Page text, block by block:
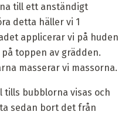
till ett anständigt
detta häller vi 1
applicerar vi på huden
toppen av grädden.
masserar vi massorna.
tills bubblorna visas och
sedan bort det från